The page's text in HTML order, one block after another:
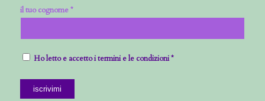
il tuo cognome *
Ho letto e accetto i termini e le condizioni *